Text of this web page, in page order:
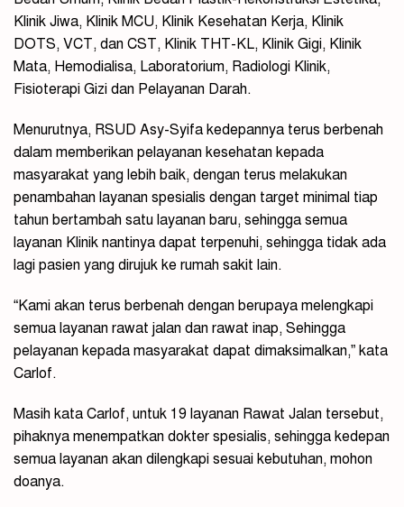
Klinik Jiwa, Klinik MCU, Klinik Kesehatan Kerja, Klinik
DOTS, VCT, dan CST, Klinik THT-KL, Klinik Gigi, Klinik
Mata, Hemodialisa, Laboratorium, Radiologi Klinik,
Fisioterapi Gizi dan Pelayanan Darah.
Menurutnya, RSUD Asy-Syifa kedepannya terus berbenah
dalam memberikan pelayanan kesehatan kepada
masyarakat yang lebih baik, dengan terus melakukan
penambahan layanan spesialis dengan target minimal tiap
tahun bertambah satu layanan baru, sehingga semua
layanan Klinik nantinya dapat terpenuhi, sehingga tidak ada
lagi pasien yang dirujuk ke rumah sakit lain.
“Kami akan terus berbenah dengan berupaya melengkapi
semua layanan rawat jalan dan rawat inap, Sehingga
pelayanan kepada masyarakat dapat dimaksimalkan,” kata
Carlof.
Masih kata Carlof, untuk 19 layanan Rawat Jalan tersebut,
pihaknya menempatkan dokter spesialis, sehingga kedepan
semua layanan akan dilengkapi sesuai kebutuhan, mohon
doanya.